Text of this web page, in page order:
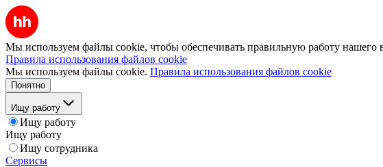
Мы используем файлы cookie, чтобы обеспечивать правильную работу нашего
Правила использования файлов cookie
Мы используем файлы cookie. Правила использования файлов cookie
Понятно
Ищу работу
Ищу работу
Ищу работу
Ищу сотрудника
Сервисы